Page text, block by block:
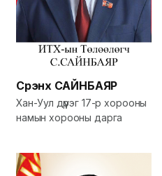
Сүрэнхүү САЙНБАЯР
Хан-Уул дүүрэг 17-р хорооны
намын хорооны дарга